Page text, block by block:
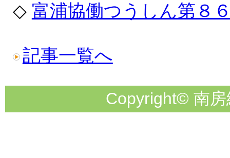
◇ 富浦協働つうしん第８
記事一覧へ
Copyright© 南